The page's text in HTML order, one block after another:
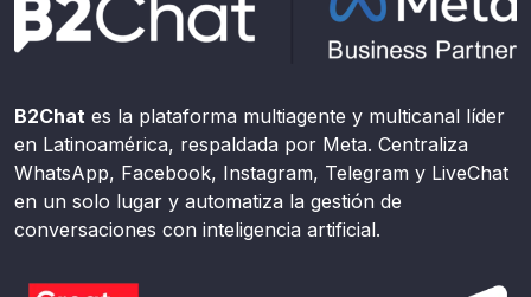
B2Chat es la plataforma multiagente y multicanal líder
en Latinoamérica, respaldada por Meta. Centraliza
WhatsApp, Facebook, Instagram, Telegram y LiveChat
en un solo lugar y automatiza la gestión de
conversaciones con inteligencia artificial.